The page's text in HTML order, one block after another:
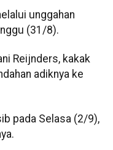
unggahan
(31/8).
Reijnders, kakak
adiknya ke
pada Selasa (2/9),